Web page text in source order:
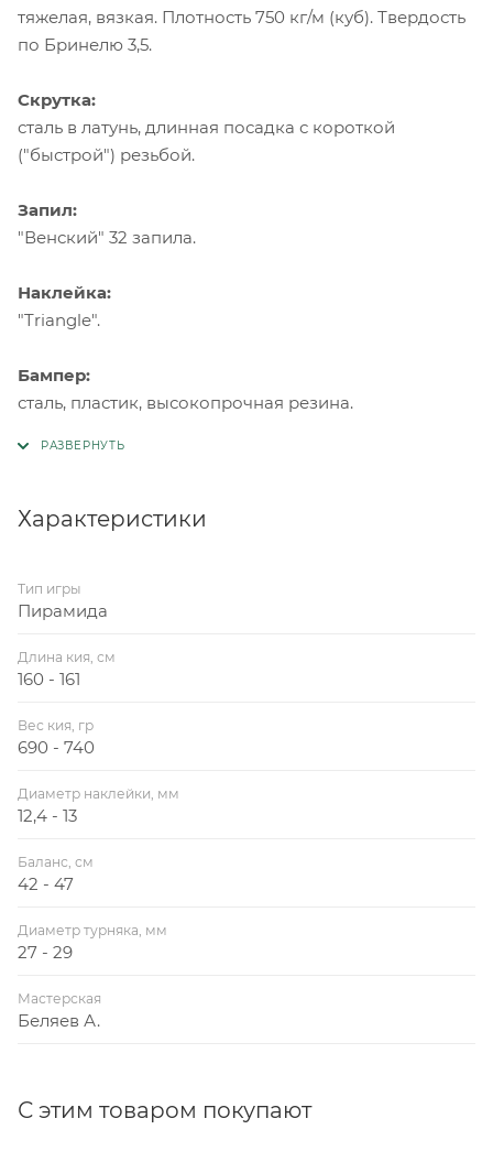
тяжелая, вязкая. Плотность 750 кг/м (куб). Твердость
по Бринелю 3,5.
Скрутка:
сталь в латунь, длинная посадка с короткой
("быстрой") резьбой.
Запил:
"Венский" 32 запила.
Наклейка:
"Triangle".
Бампер:
сталь, пластик, высокопрочная резина.
Характеристики
Тип игры
Пирамида
Длина кия, см
160 - 161
Вес кия, гр
690 - 740
Диаметр наклейки, мм
12,4 - 13
Баланс, см
42 - 47
Диаметр турняка, мм
27 - 29
Мастерская
Беляев А.
С этим товаром покупают